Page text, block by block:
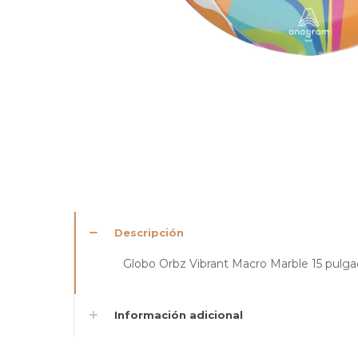
Descripción
Globo Orbz Vibrant Macro Marble 15
Información adicional